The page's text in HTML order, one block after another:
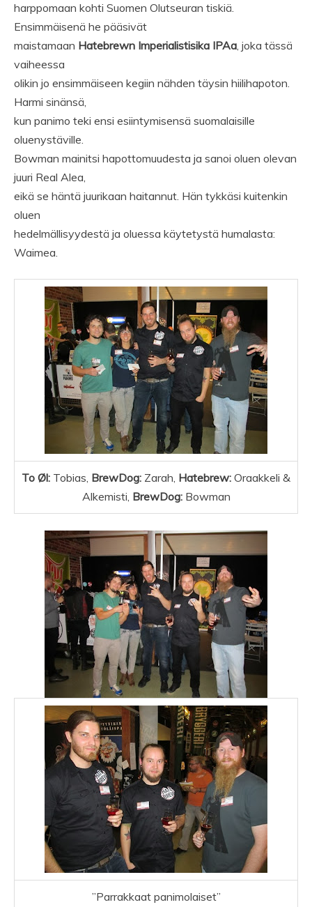
harppomaan kohti Suomen Olutseuran tiskiä.
Ensimmäisenä he pääsivät
maistamaan Hatebrewn Imperialistisika IPAa, joka tässä
vaiheessa
olikin jo ensimmäiseen kegiin nähden täysin hiilihapoton.
Harmi sinänsä,
kun panimo teki ensi esiintymisensä suomalaisille
oluenystäville.
Bowman mainitsi hapottomuudesta ja sanoi oluen olevan
juuri Real Alea,
eikä se häntä juurikaan haitannut. Hän tykkäsi kuitenkin
oluen
hedelmällisyydestä ja oluessa käytetystä humalasta:
Waimea.
To Øl: Tobias, BrewDog: Zarah, Hatebrew: Oraakkeli &
Alkemisti, BrewDog:Bowman
”Parrakkaat panimolaiset”